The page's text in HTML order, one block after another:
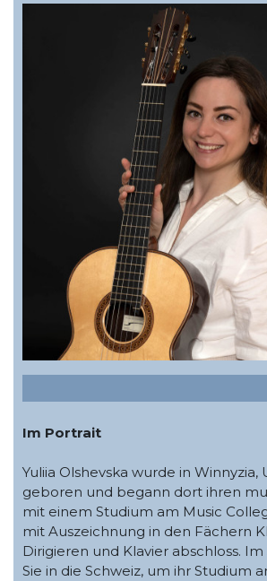
Im Portrait
Yuliia Olshevska wurde in Winnyzia,
geboren und begann dort ihren
mit einem Studium am Music
mit Auszeichnung in den Fächern
Dirigieren und Klavier abschloss. Im
Sie in die Schweiz, um ihr Studium